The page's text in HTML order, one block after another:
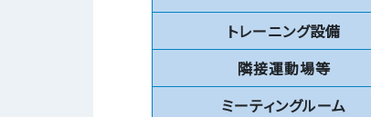
トレーニング設備
隣接運動場等
ミーティングルーム